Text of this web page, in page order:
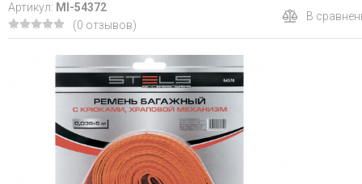
Артикул: MI-54372
(0 отзывов)
В